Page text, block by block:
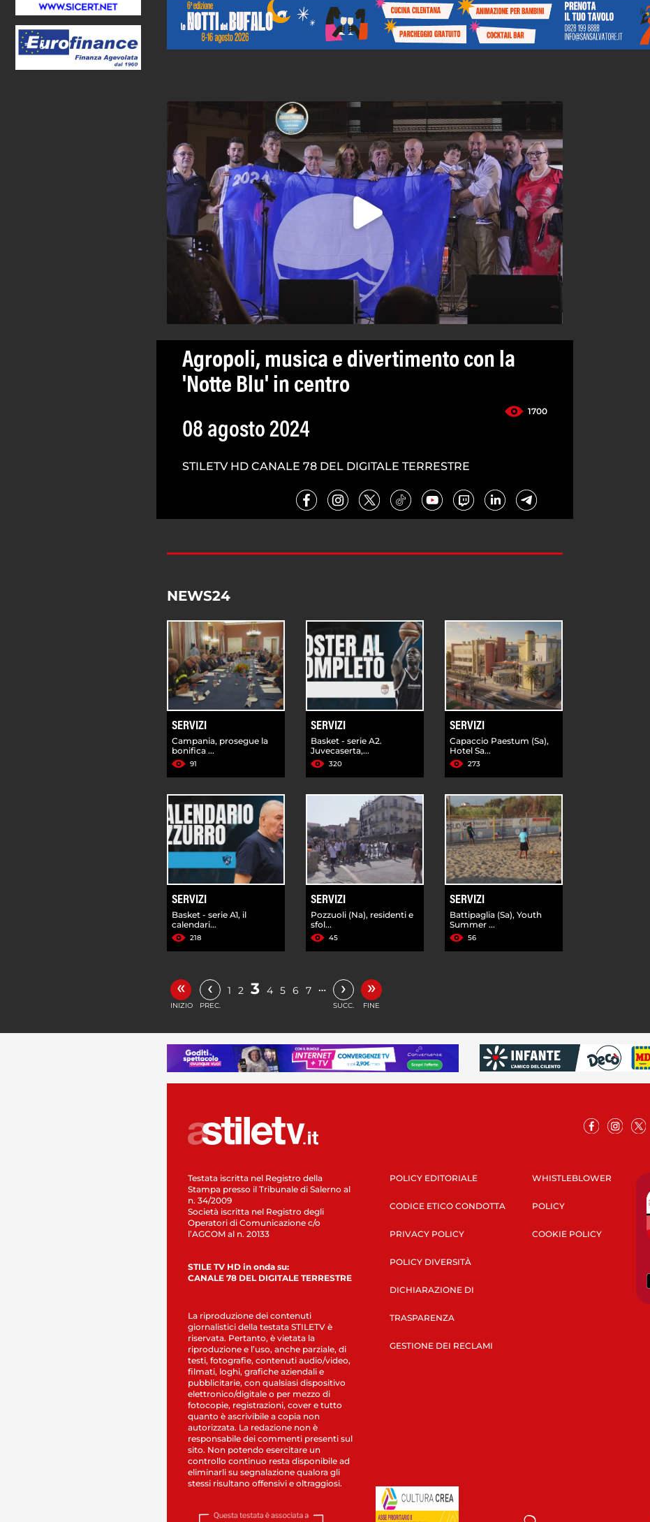
Agropoli, musica e divertimento con la
'Notte Blu' in centro
1700
08 agosto 2024
STILETV HD CANALE 78 DEL DIGITALE TERRESTRE
NEWS24
SERVIZI
Campania, prosegue la
bonifica ...
91
SERVIZI
Basket - serie A2.
Juvecaserta,...
320
SERVIZI
Capaccio Paestum (Sa),
Hotel Sa...
273
SERVIZI
Basket - serie A1, il
calendari...
218
SERVIZI
Pozzuoli (Na), residenti e
sfol...
45
SERVIZI
Battipaglia (Sa), Youth
Summer ...
56
«
INIZIO
‹
PREC.
1 2 3 4 5 6 7 … ›
SUCC.
»
FINE
Testata iscritta nel Registro della
Stampa presso il Tribunale di Salerno al
n. 34/2009
Società iscritta nel Registro degli
Operatori di Comunicazione c/o
l’AGCOM al n. 20133
STILE TV HD in onda su:
CANALE 78 DEL DIGITALE TERRESTRE
La riproduzione dei contenuti
giornalistici della testata STILETV è
riservata. Pertanto, è vietata la
riproduzione e l’uso, anche parziale, di
testi, fotografie, contenuti audio/video,
filmati, loghi, grafiche aziendali e
pubblicitarie, con qualsiasi dispositivo
elettronico/digitale o per mezzo di
fotocopie, registrazioni, cover e tutto
quanto è ascrivibile a copia non
autorizzata. La redazione non è
responsabile dei commenti presenti sul
sito. Non potendo esercitare un
controllo continuo resta disponibile ad
eliminarli su segnalazione qualora gli
stessi risultano offensivi e oltraggiosi.
POLICY EDITORIALE
CODICE ETICO CONDOTTA
PRIVACY POLICY
POLICY DIVERSITÀ
DICHIARAZIONE DI
TRASPARENZA
GESTIONE DEI RECLAMI
WHISTLEBLOWER
POLICY
COOKIE POLICY